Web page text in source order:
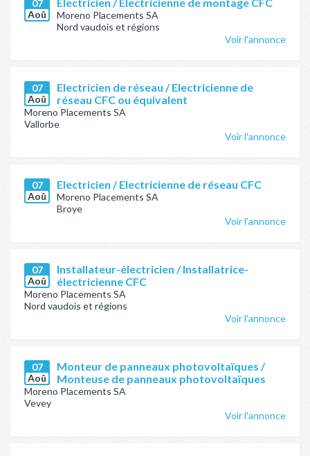
07
Aoû
Moreno Placements SA
Nord vaudois et régions
Voir l'annonce
07
Aoû
Electricien de réseau / Electricienne de
réseau CFC ou équivalent
Moreno Placements SA
Vallorbe
Voir l'annonce
07
Aoû
Electricien / Electricienne de réseau CFC
Moreno Placements SA
Broye
Voir l'annonce
07
Aoû
Installateur-électricien / Installatrice-
électricienne CFC
Moreno Placements SA
Nord vaudois et régions
Voir l'annonce
07
Aoû
Monteur de panneaux photovoltaïques /
Monteuse de panneaux photovoltaïques
Moreno Placements SA
Vevey
Voir l'annonce